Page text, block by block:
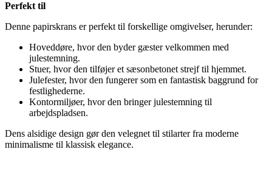
Perfekt til
Denne papirskrans er perfekt til forskellige omgivelser, herunder:
Hoveddøre, hvor den byder gæster velkommen med
julestemning.
Stuer, hvor den tilføjer et sæsonbetonet strejf til hjemmet.
Julefester, hvor den fungerer som en fantastisk baggrund for
festlighederne.
Kontormiljøer, hvor den bringer julestemning til
arbejdspladsen.
Dens alsidige design gør den velegnet til stilarter fra moderne
minimalisme til klassisk elegance.